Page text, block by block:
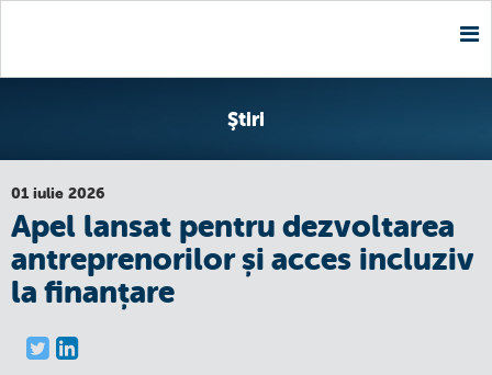
Ştiri
01 iulie 2026
Apel lansat pentru dezvoltarea
antreprenorilor și acces incluziv
la finanțare